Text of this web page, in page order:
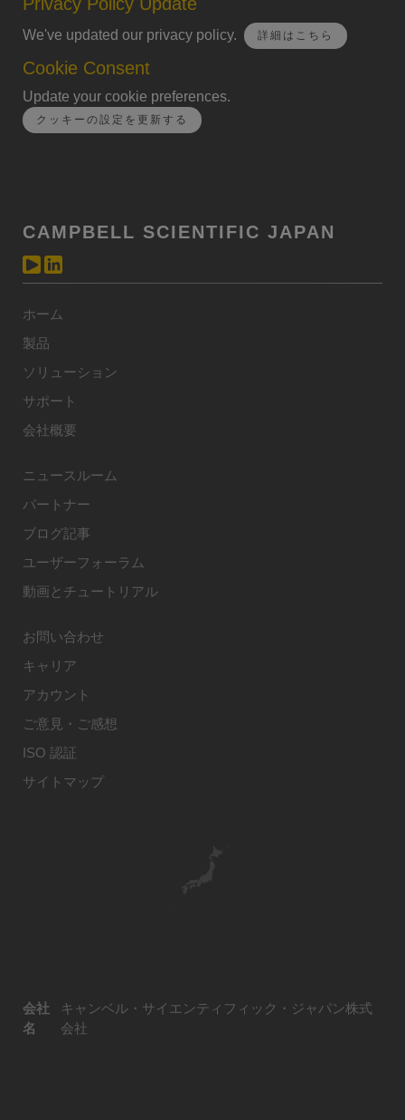
We've updated our privacy policy. 詳細はこちら
Cookie Consent
Update your cookie preferences.
クッキーの設定を更新する
CAMPBELL SCIENTIFIC JAPAN
ホーム
製品
ソリューション
サポート
会社概要
ニュースルーム
パートナー
ブログ記事
ユーザーフォーラム
動画とチュートリアル
お問い合わせ
キャリア
アカウント
ご意見・ご感想
ISO 認証
サイトマップ
会社
名
キャンベル・サイエンティフィック・ジャパン株式
会社